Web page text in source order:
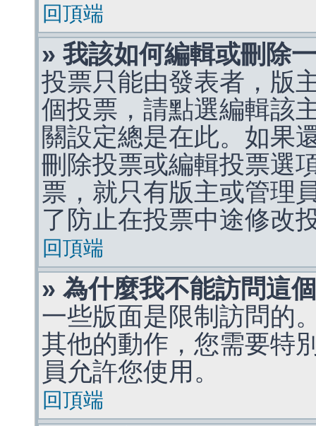
回頂端
» 我該如何編輯或刪除
投票只能由發表者，版
個投票，請點選編輯該
關設定總是在此。如果
刪除投票或編輯投票選
票，就只有版主或管理
了防止在投票中途修改
回頂端
» 為什麼我不能訪問這
一些版面是限制訪問的
其他的動作，您需要特
員允許您使用。
回頂端